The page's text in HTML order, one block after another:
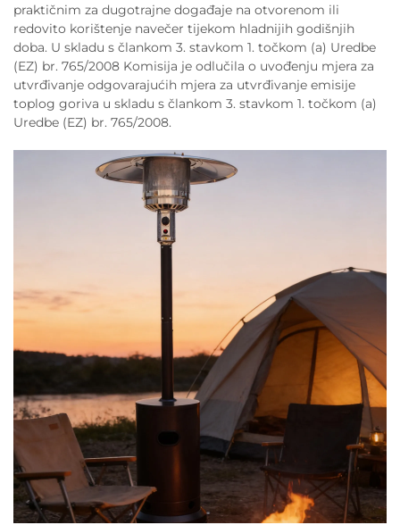
praktičnim za dugotrajne događaje na otvorenom ili
redovito korištenje navečer tijekom hladnijih godišnjih
doba. U skladu s člankom 3. stavkom 1. točkom (a) Uredbe
(EZ) br. 765/2008 Komisija je odlučila o uvođenju mjera za
utvrđivanje odgovarajućih mjera za utvrđivanje emisije
toplog goriva u skladu s člankom 3. stavkom 1. točkom (a)
Uredbe (EZ) br. 765/2008.